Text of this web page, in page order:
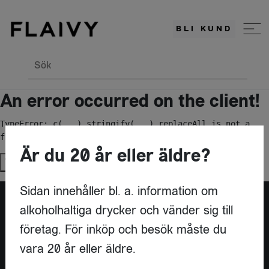
BLI KUND
Sök
An error occurred on the client!
TypeError: c(...).stringify(...).replaceAll is not a
function
Try again
Är du leverantör?
Är du 20 år eller äldre?
Sidan innehåller bl. a. information om
alkoholhaltiga drycker och vänder sig till
företag. För inköp och besök måste du
vara 20 år eller äldre.